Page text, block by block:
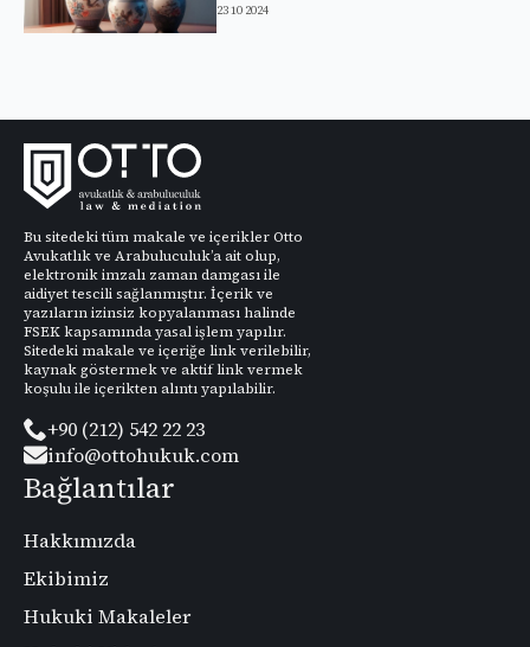
23 10 2024
Bu sitedeki tüm makale ve içerikler Otto
Avukatlık ve Arabuluculuk’a ait olup,
elektronik imzalı zaman damgası ile
aidiyet tescili sağlanmıştır. İçerik ve
yazıların izinsiz kopyalanması halinde
FSEK kapsamında yasal işlem yapılır.
Sitedeki makale ve içeriğe link verilebilir,
kaynak göstermek ve aktif link vermek
koşulu ile içerikten alıntı yapılabilir.
+90 (212) 542 22 23
info@ottohukuk.com
Bağlantılar
Hakkımızda
Ekibimiz
Hukuki Makaleler